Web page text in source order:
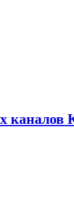
каналов